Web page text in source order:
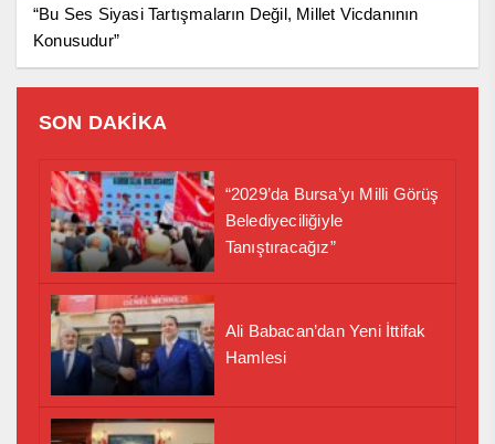
“Bu Ses Siyasi Tartışmaların Değil, Millet Vicdanının
Konusudur”
SON DAKİKA
“2029’da Bursa’yı Milli Görüş
Belediyeciliğiyle
Tanıştıracağız”
Ali Babacan’dan Yeni İttifak
Hamlesi